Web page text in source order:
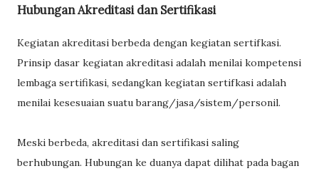
Hubungan Akreditasi dan Sertifikasi
Kegiatan akreditasi berbeda dengan kegiatan sertifkasi.
Prinsip dasar kegiatan akreditasi adalah menilai kompetensi
lembaga sertifikasi, sedangkan kegiatan sertifkasi adalah
menilai kesesuaian suatu barang/jasa/sistem/personil.
Meski berbeda, akreditasi dan sertifikasi saling
berhubungan. Hubungan ke duanya dapat dilihat pada bagan